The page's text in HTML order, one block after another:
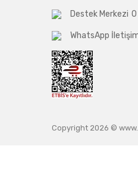
Destek Merkezi 0
WhatsApp
Copyright 2026 ©